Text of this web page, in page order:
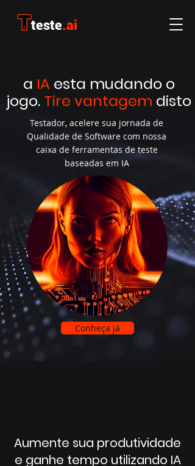
teste.ai
a IA esta mudando o
jogo. Tire vantagem disto
Testador, acelere sua jornada de
Qualidade de Software com nossa
caixa de ferramentas de teste
baseadas em IA
Conheça já
Aumente sua produtividade
e ganhe tempo utilizando IA